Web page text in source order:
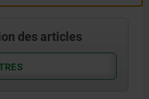
des articles